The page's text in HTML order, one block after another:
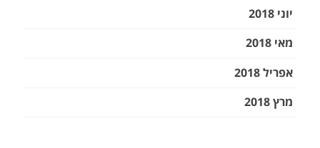
יוני 2018
מאי 2018
אפריל 2018
מרץ 2018